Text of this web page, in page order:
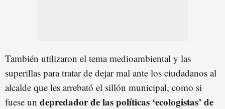
También utilizaron el tema medioambiental y las
superillas para tratar de dejar mal ante los ciudadanos al
alcalde que les arrebató el sillón municipal, como si
fuese un depredador de las políticas ‘ecologistas’ de